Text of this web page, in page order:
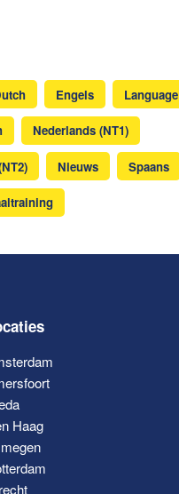
Engels Language
Nederlands (NT1)
Nieuws Spaans
Haag